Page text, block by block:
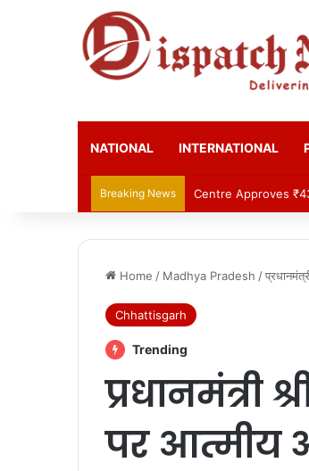
NATIONAL INTERNATIONAL
Breaking News Centre Approves
Home / Madhya Pradesh /
Chhattisgarh
Trending
प्रधानमंत्री
पर आत्मीय